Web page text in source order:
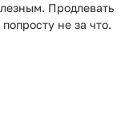
Продлевать
не за что.